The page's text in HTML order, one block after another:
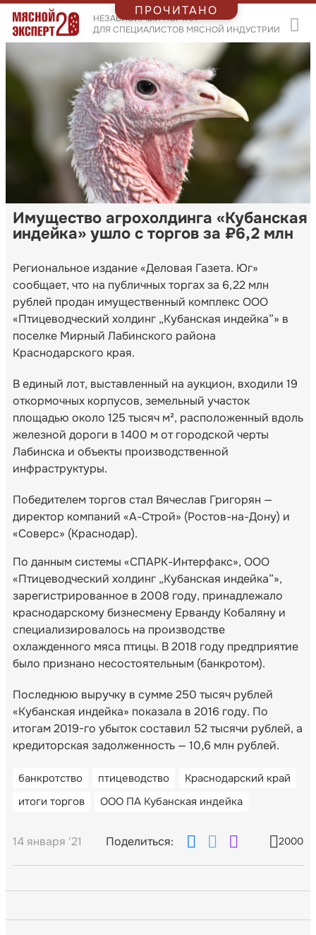
НЕЗАВИСИМЫЙ ПОРТАЛ
ДЛЯ СПЕЦИАЛИСТОВ МЯСНОЙ ИНДУСТРИИ
Имущество агрохолдинга «Кубанская
индейка» ушло с торгов за ₽6,2 млн
Региональное издание «Деловая Газета. Юг»
сообщает, что на публичных торгах за 6,22 млн
рублей продан имущественный комплекс ООО
«Птицеводческий холдинг „Кубанская индейка”» в
поселке Мирный Лабинского района
Краснодарского края.
В единый лот, выставленный на аукцион, входили 19
откормочных корпусов, земельный участок
площадью около 125 тысяч м², расположенный вдоль
железной дороги в 1400 м от городской черты
Лабинска и объекты производственной
инфраструктуры.
Победителем торгов стал Вячеслав Григорян —
директор компаний «А-Строй» (Ростов-на-Дону) и
«Соверс» (Краснодар).
По данным системы «СПАРК-Интерфакс», ООО
«Птицеводческий холдинг „Кубанская индейка”»,
зарегистрированное в 2008 году, принадлежало
краснодарскому бизнесмену Ерванду Кобаляну и
специализировалось на производстве
охлажденного мяса птицы. В 2018 году предприятие
было признано несостоятельным (банкротом).
Последнюю выручку в сумме 250 тысяч рублей
«Кубанская индейка» показала в 2016 году. По
итогам 2019-го убыток составил 52 тысячи рублей, а
кредиторская задолженность — 10,6 млн рублей.
банкротство птицеводство
Краснодарский край
итоги торгов
ООО ПА Кубанская индейка
14 января '21 Поделиться: 2000
ПРОЧИТАНО